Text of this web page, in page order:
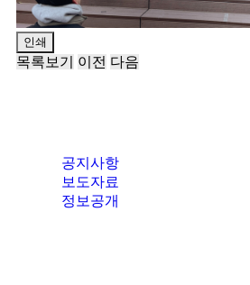
인쇄
목록보기 이전 다음
공지사항
보도자료
정보공개